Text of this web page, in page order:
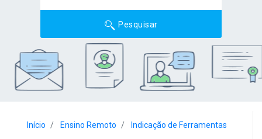
Pesquisar
Início Ensino Remoto Indicação de Ferramentas